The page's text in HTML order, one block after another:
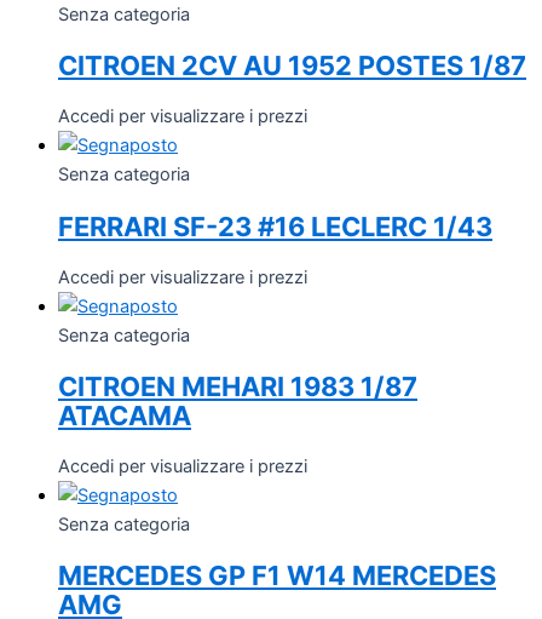
Senza categoria
CITROEN 2CV AU 1952 POSTES 1/87
Accedi per visualizzare i prezzi
Senza categoria
FERRARI SF-23 #16 LECLERC 1/43
Accedi per visualizzare i prezzi
Senza categoria
CITROEN MEHARI 1983 1/87
ATACAMA
Accedi per visualizzare i prezzi
Senza categoria
MERCEDES GP F1 W14 MERCEDES
AMG